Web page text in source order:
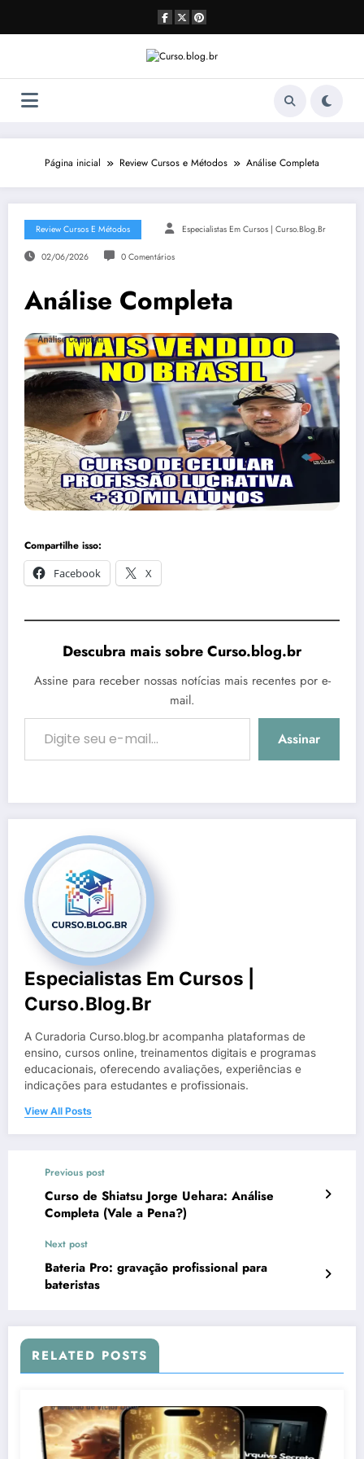
o
Página inicial Review Cursos e Métodos Análise Completa
Review Cursos E Métodos Especialistas Em Cursos | Curso.blog.br
02/06/2026 0 Comentários
Análise Completa
Compartilhe isso:
Facebook
X
Descubra mais sobre Curso.blog.br
Assine para receber nossas notícias mais recentes por e-
mail.
Digite seu e-mail…
Assinar
Especialistas Em Cursos |
Curso.blog.br
A Curadoria Curso.blog.br acompanha plataformas de
ensino, cursos online, treinamentos digitais e programas
educacionais, oferecendo avaliações, experiências e
indicações para estudantes e profissionais.
View All Posts
Previous post
Curso de Shiatsu Jorge Uehara: Análise
Completa (Vale a Pena?)
Next post
Bateria Pro: gravação profissional para
bateristas
RELATED POSTS